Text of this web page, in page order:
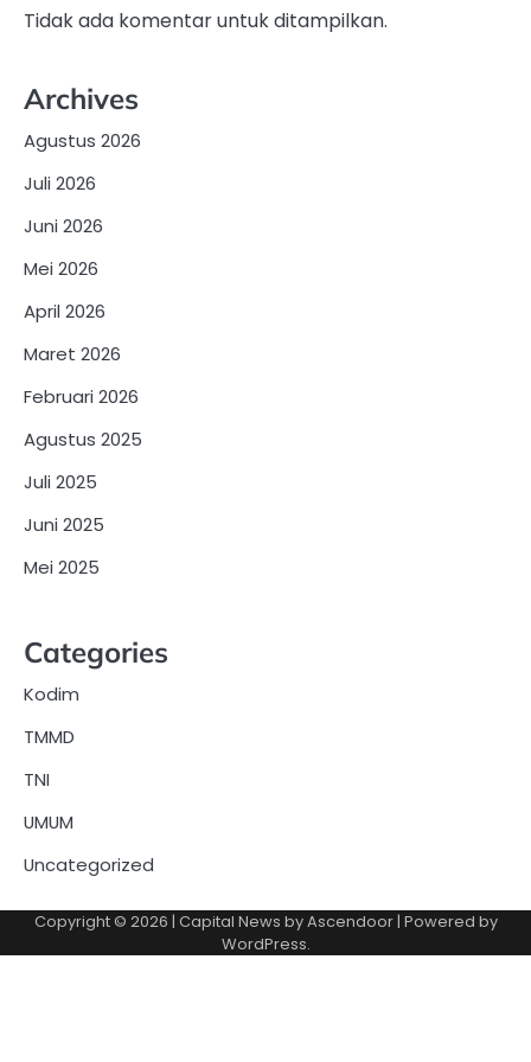
Tidak ada komentar untuk ditampilkan.
Archives
Agustus 2026
Juli 2026
Juni 2026
Mei 2026
April 2026
Maret 2026
Februari 2026
Agustus 2025
Juli 2025
Juni 2025
Mei 2025
Categories
Kodim
TMMD
TNI
UMUM
Uncategorized
Copyright © 2026 | Capital News byAscendoor| Powered by
WordPress.